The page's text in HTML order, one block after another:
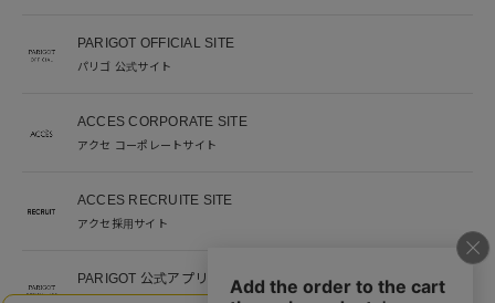
PARIGOT OFFICIAL SITE
パリゴ 公式サイト
ACCES CORPORATE SITE
アクセ コーポレートサイト
ACCES RECRUITE SITE
アクセ採用サイト
PARIGOT 公式アプリ